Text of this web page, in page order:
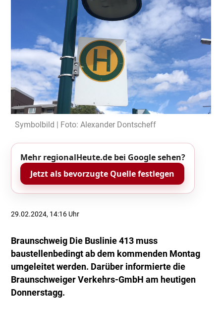
Symbolbild | Foto: Alexander Dontscheff
Mehr regionalHeute.de bei Google sehen?
Jetzt als bevorzugte Quelle festlegen
29.02.2024, 14:16 Uhr
Braunschweig Die Buslinie 413 muss
baustellenbedingt ab dem kommenden Montag
umgeleitet werden. Darüber informierte die
Braunschweiger Verkehrs-GmbH am heutigen
Donnerstagg.